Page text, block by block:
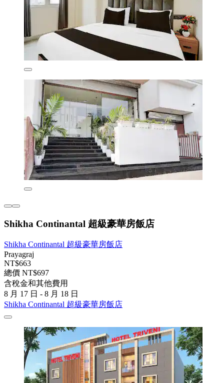
Shikha Continantal 超級豪華房飯店
Shikha Continantal 超級豪華房飯店
Prayagraj
NT$663
總價 NT$697
含稅金和其他費用
8 月 17 日 - 8 月 18 日
Shikha Continantal 超級豪華房飯店